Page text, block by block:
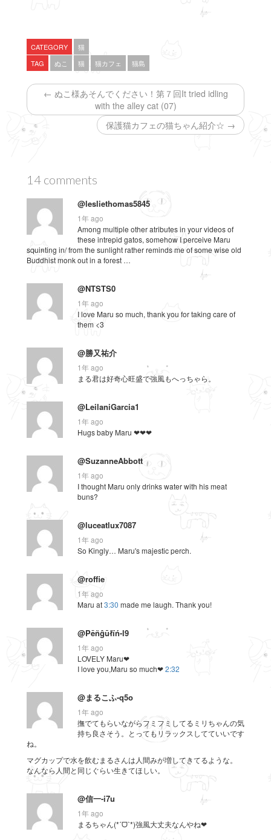
し
い
ウ
ン
ウ
開
す
ク
し
て
く
だ
い
(
新
ウ
ま
す
ウ
ィ
ン
ウ
で
開
き
ま
す
)
CATEGORY
猫
TAG
ぬこ 猫 猫カフェ 猫島
← ぬこ様あそんでください！第７回It tried idling
with the alley cat (07)
保護猫カフェの猫ちゃん紹介☆ →
14 comments
@lesliethomas5845
1年 ago
Among multiple other atributes in your videos of
these intrepid gatos, somehow I perceive Maru
squinting in/ from the sunlight rather reminds me of some wise old
Buddhist monk out in a forest …
@NTSTS0
1年 ago
I love Maru so much, thank you for taking care of
them <3
@勝又祐介
1年 ago
まる君は好奇心旺盛で強風もへっちゃら。
@LeilaniGarcia1
1年 ago
Hugs baby Maru ❤❤❤
@SuzanneAbbott
1年 ago
I thought Maru only drinks water with his meat
buns?
@luceatlux7087
1年 ago
So Kingly… Maru's majestic perch.
@roffie
1年 ago
Maru at3:30 made me laugh. Thank you!
@Pēñĝūłïń-l9
1年 ago
LOVELY Maru❤
I love you,Maru so much❤2:32
@まるこふ-q5o
1年 ago
撫でてもらいながらフミフミしてるミリちゃんの気
持ち良さそう。とってもリラックスしてていいです
ね。
マグカップで水を飲むまるさんは人間みが増してきてるような。
なんなら人間と同じぐらい生きてほしい。
@信一-i7u
1年 ago
まるちゃん(*ˊᗜˋ*)強風大丈夫なんやね❤